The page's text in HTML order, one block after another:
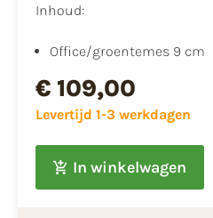
Inhoud:
Office/groentemes 9 cm
€ 109,00
Levertijd 1-3 werkdagen
In winkelwagen